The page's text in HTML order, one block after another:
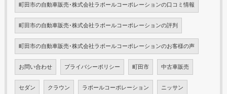
町田市の自動車販売･株式会社ラポールコーポレーションの口コミ情報
町田市の自動車販売･株式会社ラポールコーポレーションの評判
町田市の自動車販売･株式会社ラポールコーポレーションのお客様の声
お問い合わせ プライバシーポリシー 町田市 中古車販売
セダン クラウン ラポールコーポレーション ニッサン